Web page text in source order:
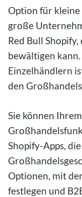
Option für
große
Red Bull
bewältigen
Einzelhändlern
den
Sie können
Shopify-Apps,
Optionen, mit
festlegen und